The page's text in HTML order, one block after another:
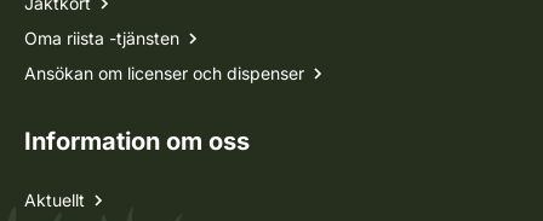
Oma riista -tjänsten
Ansökan om licenser och dispenser
Information om oss
Aktuellt